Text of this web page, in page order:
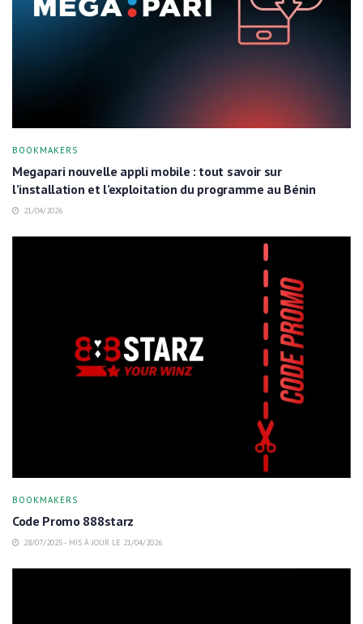
BOOKMAKERS
Megapari nouvelle appli mobile : tout savoir sur
l’installation et l’exploitation du programme au Bénin
21/04/2026
BOOKMAKERS
Code Promo 888starz
28/07/2025 - MIS À JOUR LE 21/04/2026